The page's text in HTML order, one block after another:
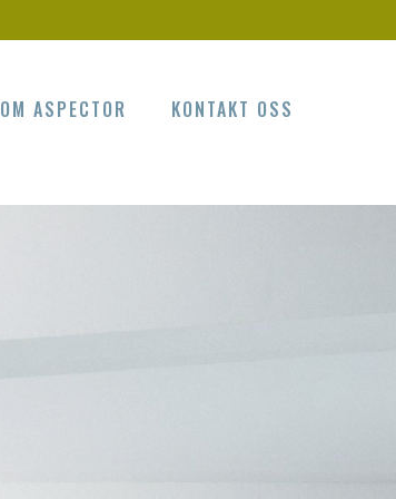
OM ASPECTOR KONTAKT OSS